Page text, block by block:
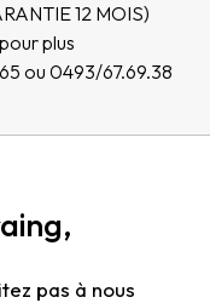
12 MOIS)
plus
ou 0493/67.69.38
pas à nous